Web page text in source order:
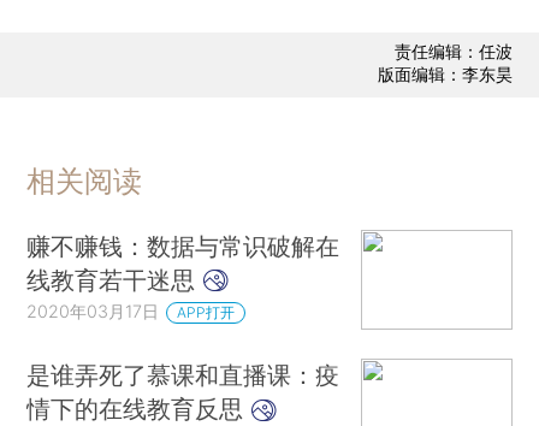
责任编辑：任波
版面编辑：李东昊
相关阅读
赚不赚钱：数据与常识破解在
线教育若干迷思
2020年03月17日 APP打开
是谁弄死了慕课和直播课：疫
情下的在线教育反思